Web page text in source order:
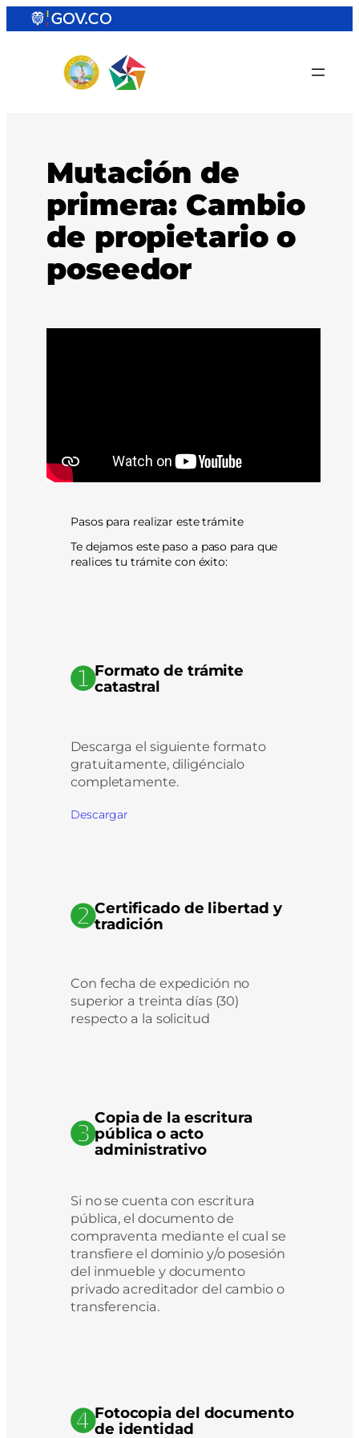
Saltar
al
contenido
Mutación de
primera: Cambio
de propietario o
poseedor
Pasos para realizar este trámite
Te dejamos este paso a paso para que
realices tu trámite con éxito:
➊Formato de trámite
catastral
Descarga el siguiente formato
gratuitamente, diligéncialo
completamente.
Descargar
➋Certificado de libertad y
tradición
Con fecha de expedición no
superior a treinta días (30)
respecto a la solicitud
➌Copia de la escritura
pública o acto
administrativo
Si no se cuenta con escritura
pública, el documento de
compraventa mediante el cual se
transfiere el dominio y/o posesión
del inmueble y documento
privado acreditador del cambio o
transferencia.
➍Fotocopia del documento
de identidad